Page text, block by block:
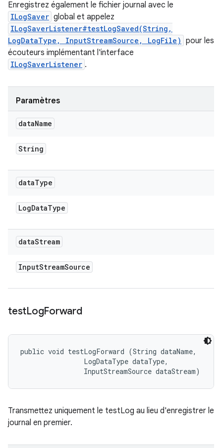
Enregistrez également le fichier journal avec le
ILogSaver global et appelez
ILogSaverListener#testLogSaved(String,
LogDataType, InputStreamSource, LogFile) pour les
écouteurs implémentant l'interface
ILogSaverListener .
Paramètres
dataName
String
dataType
LogDataType
dataStream
InputStreamSource
testLogForward
public void testLogForward (String dataName,
                LogDataType dataType,
                InputStreamSource dataStream)
Transmettez uniquement le testLog au lieu d'enregistrer le
journal en premier.